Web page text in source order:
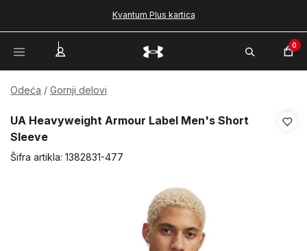
Kvantum Plus kartica
0
Odeća Gornji delovi
UA Heavyweight Armour Label Men's Short
Sleeve
Šifra artikla: 1382831-477